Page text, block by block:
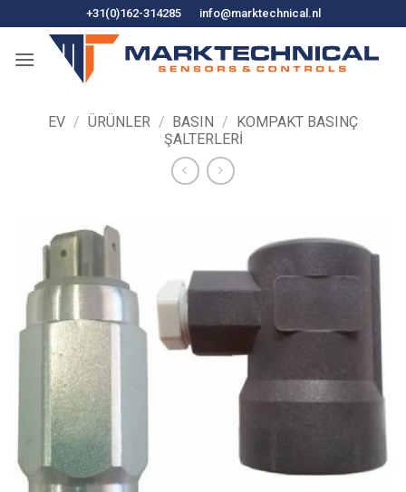
atla
+31(0)162-314285 info@marktechnical.nl
EV / ÜRÜNLER / BASIN / KOMPAKT BASINÇ
ŞALTERLERI